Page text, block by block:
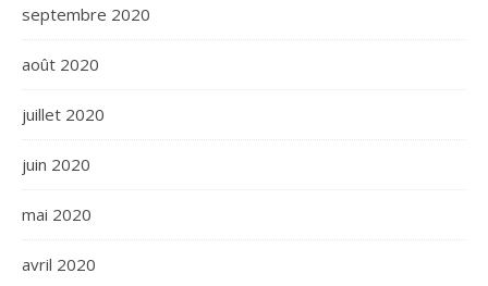
septembre 2020
août 2020
juillet 2020
juin 2020
mai 2020
avril 2020